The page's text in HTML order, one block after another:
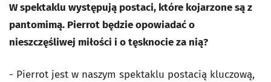
W spektaklu występują postaci, które kojarzone są z
pantomimą. Pierrot będzie opowiadać o
nieszczęśliwej miłości i o tęsknocie za nią?
- Pierrot jest w naszym spektaklu postacią kluczową,